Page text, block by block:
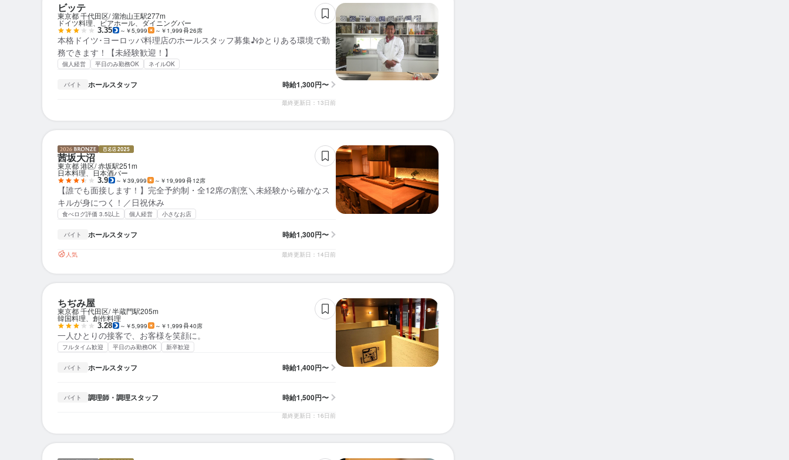
ビッテ
東京都 千代田区 溜池山王駅277m
ドイツ料理、ビアホール、ダイニングバー
3.35 ～￥5,999 ～￥1,999 26席
本格ドイツ･ヨーロッパ料理店のホールスタッフ募集♪ゆとりある環境で勤
務できます！【未経験歓迎！】
個人経営 平日のみ勤務OK ネイルOK
バイト ホールスタッフ 時給1,300円〜
最終更新日：13日前
茜坂大沼
東京都 港区 赤坂駅251m
日本料理、日本酒バー
3.9 ～￥39,999 ～￥19,999 12席
【誰でも面接します！】完全予約制・全12席の割烹＼未経験から確かなス
キルが身につく！／日祝休み
食べログ評価 3.5以上 個人経営 小さなお店
バイト ホールスタッフ 時給1,300円〜
人気 最終更新日：14日前
ちぢみ屋
東京都 千代田区 半蔵門駅205m
韓国料理、創作料理
3.28 ～￥5,999 ～￥1,999 40席
一人ひとりの接客で、お客様を笑顔に。
フルタイム歓迎 平日のみ勤務OK 新卒歓迎
バイト ホールスタッフ 時給1,400円〜
バイト 調理師・調理スタッフ 時給1,500円〜
最終更新日：16日前